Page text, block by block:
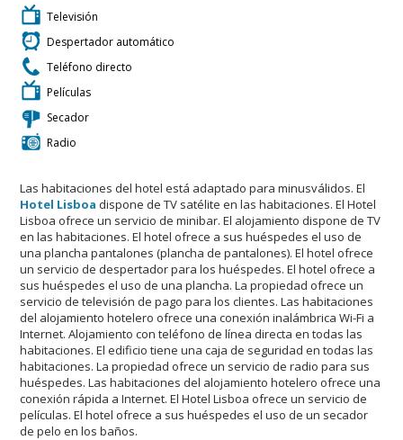
Televisión
Despertador automático
Teléfono directo
Películas
Secador
Radio
Las habitaciones del hotel está adaptado para minusválidos. El
Hotel Lisboa dispone de TV satélite en las habitaciones. El Hotel
Lisboa ofrece un servicio de minibar. El alojamiento dispone de TV
en las habitaciones. El hotel ofrece a sus huéspedes el uso de
una plancha pantalones (plancha de pantalones). El hotel ofrece
un servicio de despertador para los huéspedes. El hotel ofrece a
sus huéspedes el uso de una plancha. La propiedad ofrece un
servicio de televisión de pago para los clientes. Las habitaciones
del alojamiento hotelero ofrece una conexión inalámbrica Wi-Fi a
Internet. Alojamiento con teléfono de línea directa en todas las
habitaciones. El edificio tiene una caja de seguridad en todas las
habitaciones. La propiedad ofrece un servicio de radio para sus
huéspedes. Las habitaciones del alojamiento hotelero ofrece una
conexión rápida a Internet. El Hotel Lisboa ofrece un servicio de
películas. El hotel ofrece a sus huéspedes el uso de un secador
de pelo en los baños.